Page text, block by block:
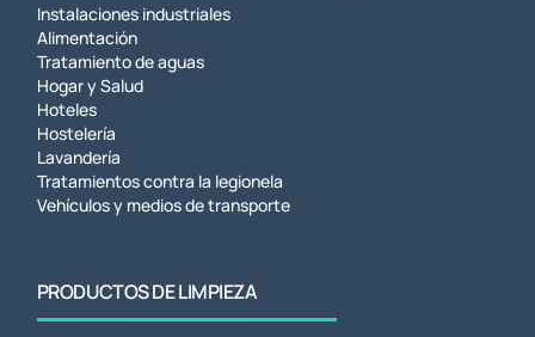
Instalaciones industriales
Alimentación
Tratamiento de aguas
Hogar y Salud
Hoteles
Hostelería
Lavandería
Tratamientos contra la legionela
Vehículos y medios de transporte
PRODUCTOS DE LIMPIEZA